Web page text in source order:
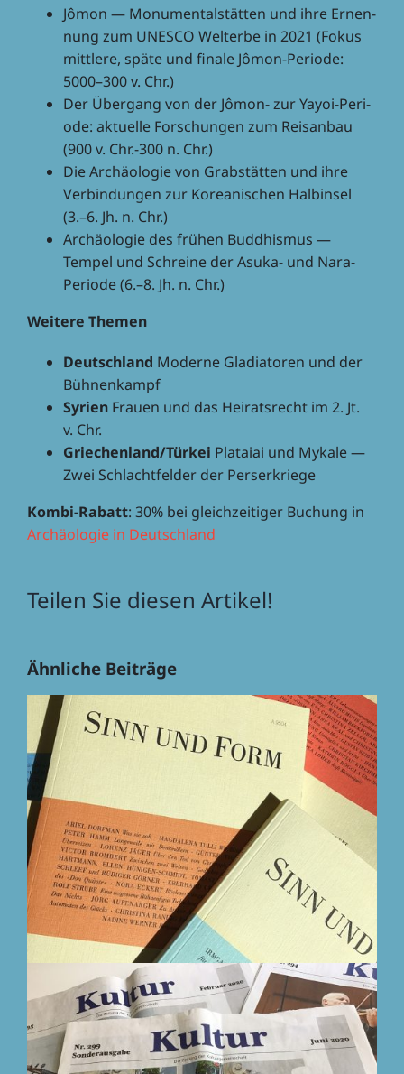
Jômon — Monu­men­tal­stät­ten und ihre Ernen­
nung zum UNESCO Welt­erbe in 2021 (Fokus
mitt­lere, späte und finale Jômon-Peri­ode:
5000–300 v. Chr.)
Der Über­gang von der Jômon- zur Yayoi-Peri­
ode: aktu­elle Forschun­gen zum Reis­an­bau
(900 v. Chr.-300 n. Chr.)
Die Archäo­lo­gie von Grab­stät­ten und ihre
Verbin­dun­gen zur Korea­ni­schen Halb­in­sel
(3.–6. Jh. n. Chr.)
Archäo­lo­gie des frühen Buddhis­mus —
Tempel und Schreine der Asuka- und Nara-
Peri­ode (6.–8. Jh. n. Chr.)
Weitere Themen
Deutsch­land Moderne Gladia­to­ren und der
Bühnenkampf
Syrien Frauen und das Heirats­recht im 2. Jt.
v. Chr.
Griechenland/Türkei Plataiai und Mykale —
Zwei Schlacht­fel­der der Perserkriege
Kombi-Rabatt: 30% bei gleich­zei­ti­ger Buchung in
Archäo­lo­gie in Deutschland
Teilen Sie diesen Artikel!
Mail
Ähnliche Beiträge